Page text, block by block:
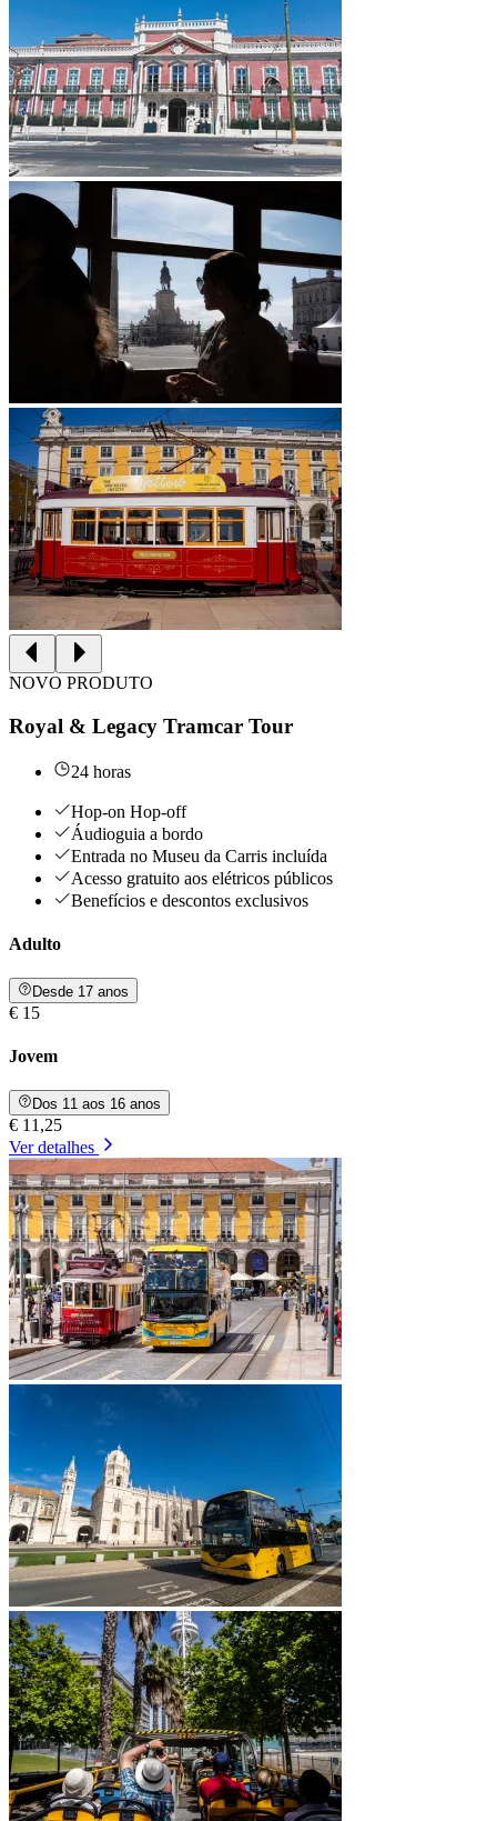
NOVO PRODUTO
Royal & Legacy Tramcar Tour
24 horas
Hop-on Hop-off
Áudioguia a bordo
Entrada no Museu da Carris incluída
Acesso gratuito aos elétricos públicos
Benefícios e descontos exclusivos
Adulto
Desde 17 anos
€ 15
Jovem
Dos 11 aos 16 anos
€ 11,25
Ver detalhes